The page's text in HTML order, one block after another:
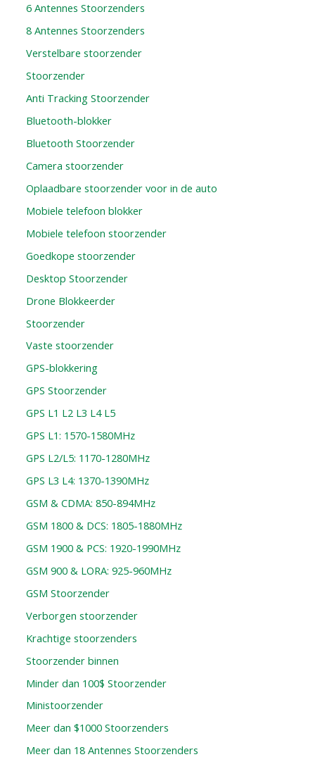
6 Antennes Stoorzenders
8 Antennes Stoorzenders
Verstelbare stoorzender
Stoorzender
Anti Tracking Stoorzender
Bluetooth-blokker
Bluetooth Stoorzender
Camera stoorzender
Oplaadbare stoorzender voor in de auto
Mobiele telefoon blokker
Mobiele telefoon stoorzender
Goedkope stoorzender
Desktop Stoorzender
Drone Blokkeerder
Stoorzender
Vaste stoorzender
GPS-blokkering
GPS Stoorzender
GPS L1 L2 L3 L4 L5
GPS L1: 1570-1580MHz
GPS L2/L5: 1170-1280MHz
GPS L3 L4: 1370-1390MHz
GSM & CDMA: 850-894MHz
GSM 1800 & DCS: 1805-1880MHz
GSM 1900 & PCS: 1920-1990MHz
GSM 900 & LORA: 925-960MHz
GSM Stoorzender
Verborgen stoorzender
Krachtige stoorzenders
Stoorzender binnen
Minder dan 100$ Stoorzender
Ministoorzender
Meer dan $1000 Stoorzenders
Meer dan 18 Antennes Stoorzenders